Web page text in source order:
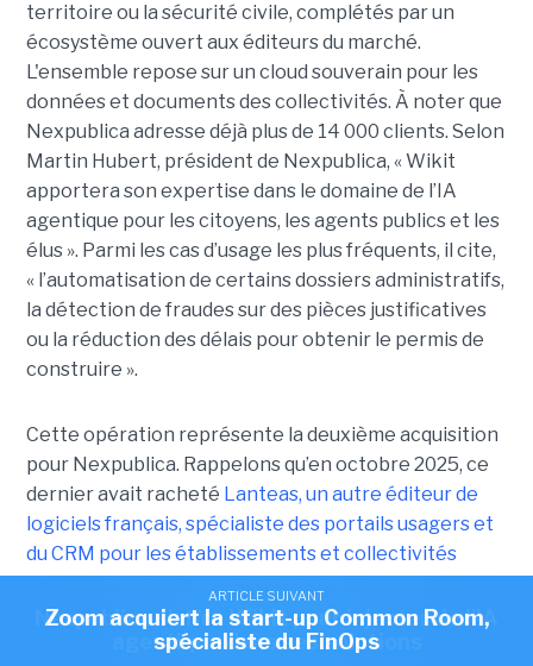
ARTICLE SUIVANT
Nexpublica s'offre Wikit pour injecter de l'IA
agentique dans ses solutions
territoire ou la sécurité civile, complétés par un
écosystème ouvert aux éditeurs du marché.
L'ensemble repose sur un cloud souverain pour les
données et documents des collectivités. À noter que
Nexpublica adresse déjà plus de 14 000 clients. Selon
Martin Hubert, président de Nexpublica, « Wikit
apportera son expertise dans le domaine de l’IA
agentique pour les citoyens, les agents publics et les
élus ». Parmi les cas d’usage les plus fréquents, il cite,
« l’automatisation de certains dossiers administratifs,
la détection de fraudes sur des pièces justificatives
ou la réduction des délais pour obtenir le permis de
construire ».
Cette opération représente la deuxième acquisition
pour Nexpublica. Rappelons qu’en octobre 2025, ce
dernier avait racheté Lanteas, un autre éditeur de
logiciels français, spécialiste des portails usagers et
du CRM pour les établissements et collectivités
Open CRM, qui est d'ailleurs référencé par la Canut
ARTICLE SUIVANT
Zoom acquiert la start-up Common Room,
spécialiste du FinOps